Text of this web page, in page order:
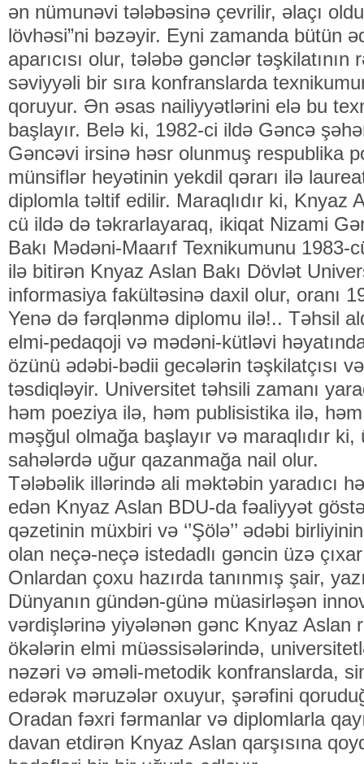
ən nümunəvi tələbəsinə çevrilir, əlaçı
lövhəsi”ni bəzəyir. Eyni zamanda bütün
aparıcısı olur, tələbə gənclər
səviyyəli bir sıra konfranslarda
qoruyur. Ən əsas nailiyyətlərini elə bu
başlayır. Belə ki, 1982-ci ildə Gəncə
Gəncəvi irsinə həsr olunmuş respublika
münsiflər heyətinin yekdil qərarı ilə
diplomla təltif edilir. Maraqlıdır ki, Knyaz
cü ildə də təkrarlayaraq, ikiqat Nizami
Bakı Mədəni-Maarıf Texnikumunu 1983-
ilə bitirən Knyaz Aslan Bakı Dövlət
informasiya fakültəsinə daxil olur, oranı
Yenə də fərqlənmə diplomu ilə!.. Təhsil
elmi-pedaqoji və mədəni-kütləvi
özünü ədəbi-bədii gecələrin təşkilatçısı
təsdiqləyir. Universitet təhsili zamanı
həm poeziya ilə, həm publisistika ilə,
məşğul olmağa başlayır və maraqlıdır
sahələrdə uğur qazanmağa nail olur.
Tələbəlik illərində ali məktəbin yaradıcı
edən Knyaz Aslan BDU-da fəaliyyət
qəzetinin müxbiri və ‘’Şölə’’ ədəbi
olan neçə-neçə istedadlı gəncin üzə
Onlardan çoxu hazırda tanınmış şair,
Dünyanın gündən-günə müasirləşən
vərdişlərinə yiyələnən gənc Knyaz Aslan
ökələrin elmi müəssisələrində,
nəzəri və əməli-metodik konfranslarda,
edərək məruzələr oxuyur, şərəfini
Oradan fəxri fərmanlar və diplomlarla
davan etdirən Knyaz Aslan qarşısına